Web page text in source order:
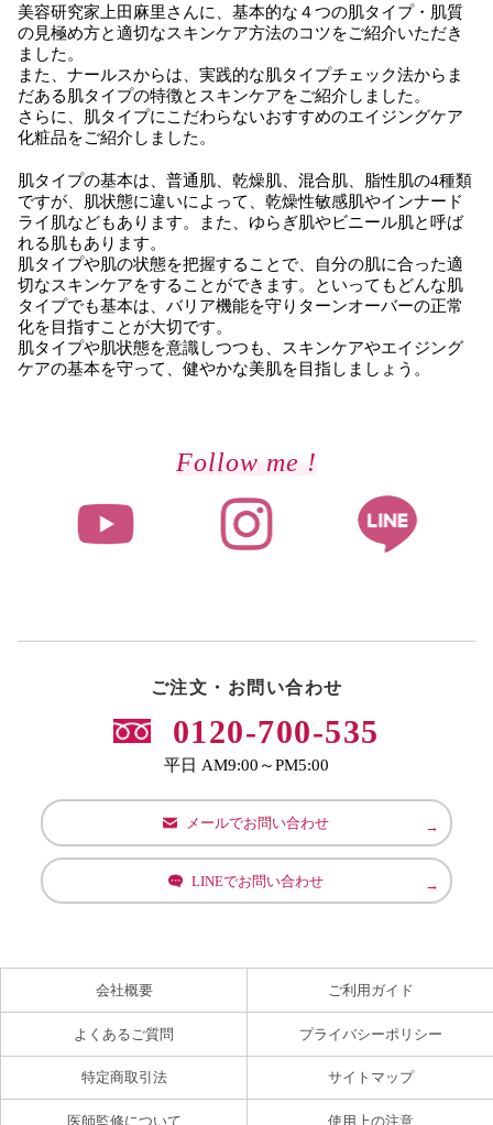
美容研究家上田麻里さんに、基本的な４つの肌タイプ・肌質
の見極め方と適切なスキンケア方法のコツをご紹介いただき
ました。
また、ナールスからは、実践的な肌タイプチェック法からま
だある肌タイプの特徴とスキンケアをご紹介しました。
さらに、肌タイプにこだわらないおすすめのエイジングケア
化粧品をご紹介しました。
肌タイプの基本は、普通肌、乾燥肌、混合肌、脂性肌の4種類
ですが、肌状態に違いによって、乾燥性敏感肌やインナード
ライ肌などもあります。また、ゆらぎ肌やビニール肌と呼ば
れる肌もあります。
肌タイプや肌の状態を把握することで、自分の肌に合った適
切なスキンケアをすることができます。といってもどんな肌
タイプでも基本は、バリア機能を守りターンオーバーの正常
化を目指すことが大切です。
肌タイプや肌状態を意識しつつも、スキンケアやエイジング
ケアの基本を守って、健やかな美肌を目指しましょう。
Follow me !
ご注文・お問い合わせ
0120-700-535
平日 AM9:00～PM5:00
メールでお問い合わせ
LINEでお問い合わせ
会社概要 ご利用ガイド
よくあるご質問 プライバシーポリシー
特定商取引法 サイトマップ
医師監修について 使用上の注意